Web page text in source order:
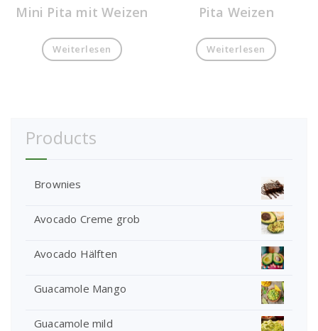
Mini Pita mit Weizen
Weiterlesen
Pita Weizen
Weiterlesen
Products
Brownies
Avocado Creme grob
Avocado Hälften
Guacamole Mango
Guacamole mild